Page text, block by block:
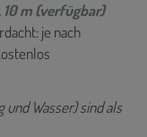
10 m (verfügbar)
je nach
Wasser) sind als